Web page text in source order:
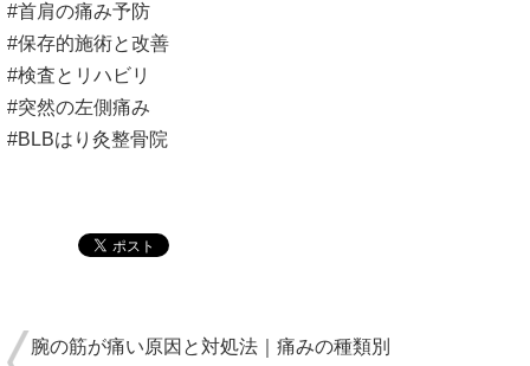
#首肩の痛み予防
#保存的施術と改善
#検査とリハビリ
#突然の左側痛み
#BLBはり灸整骨院
腕の筋が痛い原因と対処法｜痛みの種類別